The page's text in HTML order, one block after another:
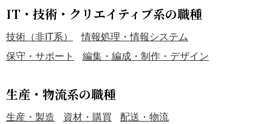
IT・技術・クリエイティブ系の職種
技術（非IT系）
情報処理・情報システム
保守・サポート
編集・編成・制作・デザイン
生産・物流系の職種
生産・製造 資材・購買 配送・物流